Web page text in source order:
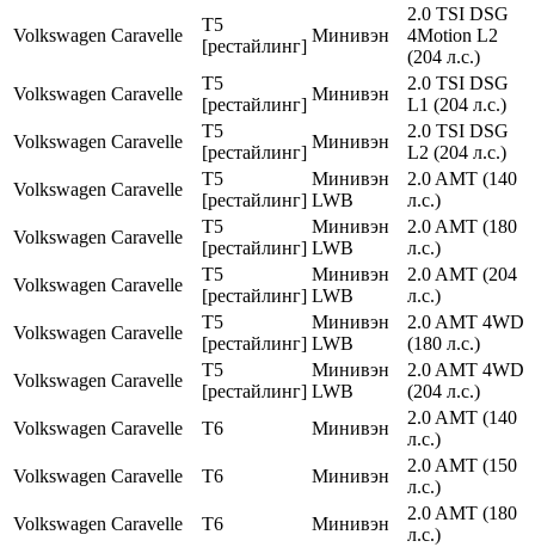
Volkswagen Caravelle
T5
[рестайлинг]
Минивэн
2.0 TSI DSG
4Motion L2
(204 л.с.)
Volkswagen Caravelle
T5
[рестайлинг]
Минивэн
2.0 TSI DSG
L1 (204 л.с.)
Volkswagen Caravelle
T5
[рестайлинг]
Минивэн
2.0 TSI DSG
L2 (204 л.с.)
Volkswagen Caravelle
T5
[рестайлинг]
Минивэн
LWB
2.0 AMT (140
л.с.)
Volkswagen Caravelle
T5
[рестайлинг]
Минивэн
LWB
2.0 AMT (180
л.с.)
Volkswagen Caravelle
T5
[рестайлинг]
Минивэн
LWB
2.0 AMT (204
л.с.)
Volkswagen Caravelle
T5
[рестайлинг]
Минивэн
LWB
2.0 AMT 4WD
(180 л.с.)
Volkswagen Caravelle
T5
[рестайлинг]
Минивэн
LWB
2.0 AMT 4WD
(204 л.с.)
Volkswagen Caravelle T6 Минивэн
2.0 AMT (140
л.с.)
Volkswagen Caravelle T6 Минивэн
2.0 AMT (150
л.с.)
Volkswagen Caravelle T6 Минивэн
2.0 AMT (180
л.с.)